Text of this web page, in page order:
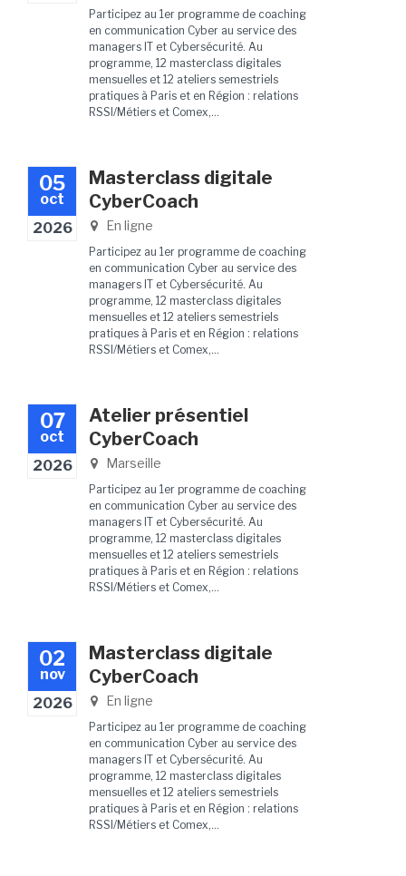
Participez au 1er programme de coaching
en communication Cyber au service des
managers IT et Cybersécurité. Au
programme, 12 masterclass digitales
mensuelles et 12 ateliers semestriels
pratiques à Paris et en Région : relations
RSSI/Métiers et Comex,...
05
oct
2026
Masterclass digitale
CyberCoach
En ligne
Participez au 1er programme de coaching
en communication Cyber au service des
managers IT et Cybersécurité. Au
programme, 12 masterclass digitales
mensuelles et 12 ateliers semestriels
pratiques à Paris et en Région : relations
RSSI/Métiers et Comex,...
07
oct
2026
Atelier présentiel
CyberCoach
Marseille
Participez au 1er programme de coaching
en communication Cyber au service des
managers IT et Cybersécurité. Au
programme, 12 masterclass digitales
mensuelles et 12 ateliers semestriels
pratiques à Paris et en Région : relations
RSSI/Métiers et Comex,...
02
nov
2026
Masterclass digitale
CyberCoach
En ligne
Participez au 1er programme de coaching
en communication Cyber au service des
managers IT et Cybersécurité. Au
programme, 12 masterclass digitales
mensuelles et 12 ateliers semestriels
pratiques à Paris et en Région : relations
RSSI/Métiers et Comex,...